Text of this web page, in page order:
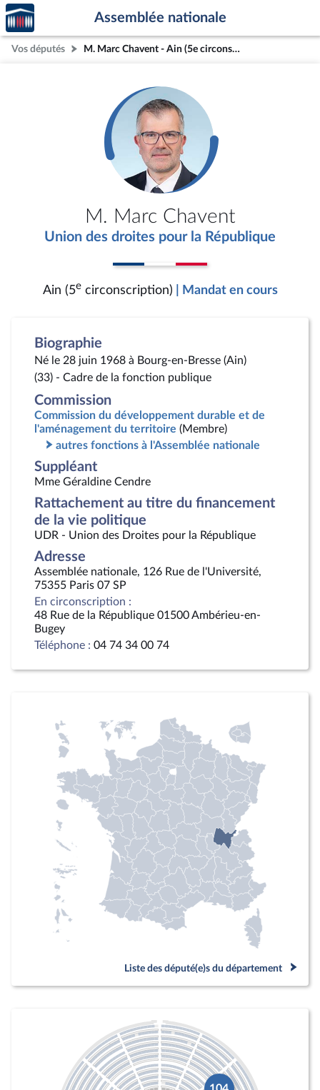
Aller au contenu
Aller en bas de la page
Accèder
à la
page
d'accueil
Assemblée nationale
Vos députés M. Marc Chavent - Ain (5e circonscription)
M. Marc Chavent
Union des droites pour la République
Ain (5ecirconscription) | Mandat en cours
Biographie
Né le 28 juin 1968 à Bourg-en-Bresse (Ain)
(33) - Cadre de la fonction publique
Commission
Commission du développement durable et de
l'aménagement du territoire (Membre)
autres fonctions à l'Assemblée nationale
Suppléant
Mme Géraldine Cendre
Rattachement au titre du financement
de la vie politique
UDR - Union des Droites pour la République
Adresse
Assemblée nationale, 126 Rue de l'Université,
75355 Paris 07 SP
En circonscription :
48 Rue de la République 01500 Ambérieu-en-
Bugey
Téléphone : 04 74 34 00 74
Liste des député(e)s du département